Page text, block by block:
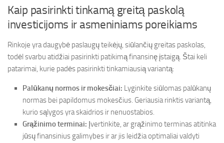
Kaip pasirinkti tinkamą greitą paskolą
investicijoms ir asmeniniams poreikiams
Rinkoje yra daugybė paslaugų teikėjų, siūlančių greitas paskolas,
todėl svarbu atidžiai pasirinkti patikimą finansinę įstaigą. Štai keli
patarimai, kurie padės pasirinkti tinkamiausią variantą:
Palūkanų normos ir mokesčiai: Lyginkite siūlomas palūkanų
normas bei papildomus mokesčius. Geriausia rinktis variantą,
kurio sąlygos yra skaidrios ir nenuostabios.
Grąžinimo terminai: Įvertinkite, ar grąžinimo terminas atitinka
jūsų finansinius galimybes ir ar jis leidžia optimaliai valdyti